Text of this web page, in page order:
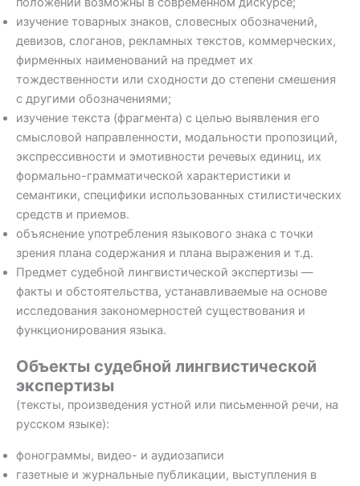
изучение товарных знаков, словесных обозначений,
девизов, слоганов, рекламных текстов, коммерческих,
фирменных наименований на предмет их
тождественности или сходности до степени смешения
с другими обозначениями;
изучение текста (фрагмента) с целью выявления его
смысловой направленности, модальности пропозиций,
экспрессивности и эмотивности речевых единиц, их
формально-грамматической характеристики и
семантики, специфики использованных стилистических
средств и приемов.
объяснение употребления языкового знака с точки
зрения плана содержания и плана выражения и т.д.
Предмет судебной лингвистической экспертизы —
факты и обстоятельства, устанавливаемые на основе
исследования закономерностей существования и
функционирования языка.
Объекты судебной лингвистической
экспертизы
(тексты, произведения устной или письменной речи, на
русском языке):
фонограммы, видео- и аудиозаписи
газетные и журнальные публикации, выступления в